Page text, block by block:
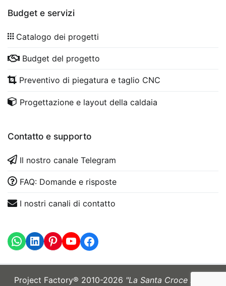
Budget e servizi
Catalogo dei progetti
Budget del progetto
Preventivo di piegatura e taglio CNC
Progettazione e layout della caldaia
Contatto e supporto
Il nostro canale Telegram
FAQ: Domande e risposte
I nostri canali di contatto
WhatsApp
LinkedInhttps://
Project Factory® 2010-2026 "La Santa Croce mi sia